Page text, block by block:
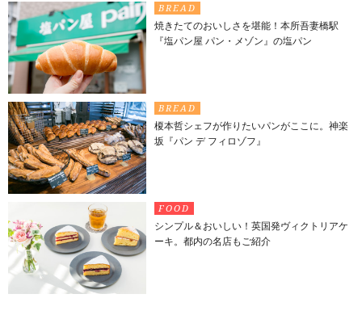
BREAD
焼きたてのおいしさを堪能！本所吾妻橋駅
『塩パン屋 パン・メゾン』の塩パン
BREAD
榎本哲シェフが作りたいパンがここに。神楽
坂『パン デ フィロゾフ』
FOOD
シンプル＆おいしい！英国発ヴィクトリアケ
ーキ。都内の名店もご紹介